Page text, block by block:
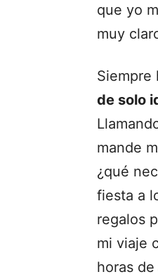
que yo
muy
Siempre
de solo
mande
¿qué
fiesta a
regalos
mi viaje
horas